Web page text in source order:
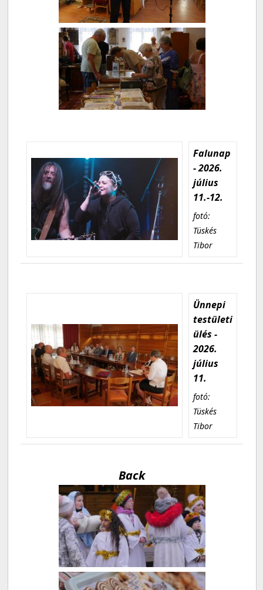
Falunap
- 2026.
július
11.-12.
fotó:
Tüskés
Tibor
Ünnepi
testületi
ülés -
2026.
július
11.
fotó:
Tüskés
Tibor
Back